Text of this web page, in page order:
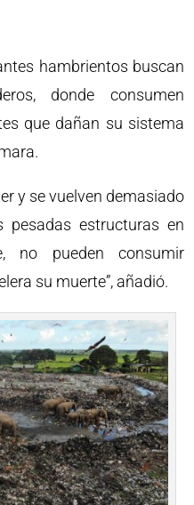
hambrientos buscan
donde consumen
que dañan su sistema
y se vuelven demasiado
pesadas estructuras en
no pueden consumir
su muerte”, añadió.